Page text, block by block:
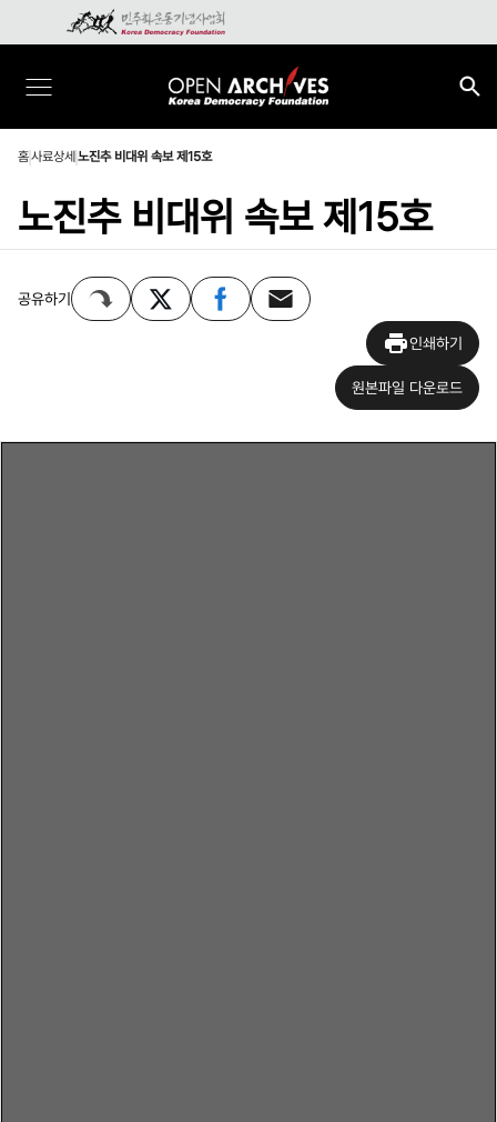
홈사료상세 노진추 비대위 속보 제15호
노진추 비대위 속보 제15호
공유하기
인쇄하기
원본파일 다운로드